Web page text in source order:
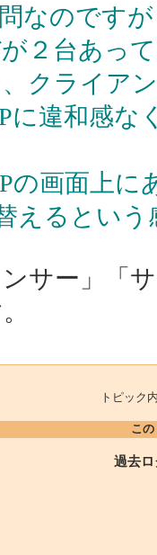
なのですが
２台あっ
クライア
に違和感な
の画面上に
えるという
ンサー」「
トピッ
こ
過去